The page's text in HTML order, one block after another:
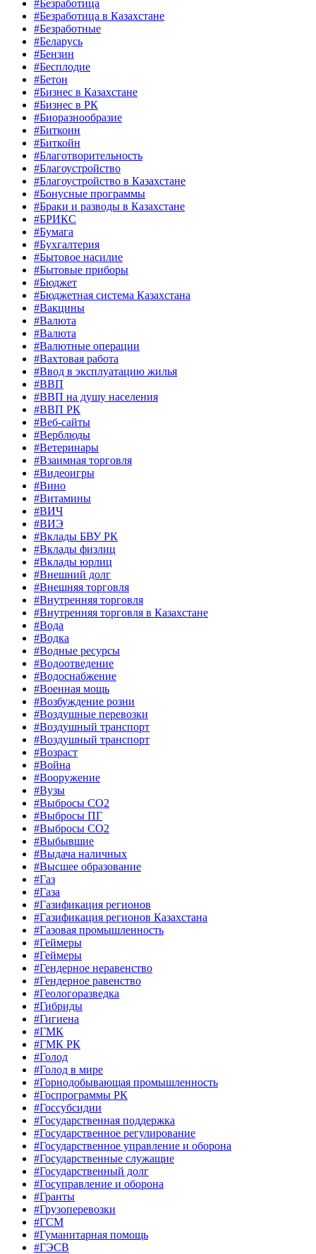
#Безработица
#Безработица в Казахстане
#Безработные
#Беларусь
#Бензин
#Бесплодие
#Бетон
#Бизнес в Казахстане
#Бизнес в РК
#Биоразнообразие
#Биткоин
#Биткойн
#Благотворительность
#Благоустройство
#Благоустройство в Казахстане
#Бонусные программы
#Браки и разводы в Казахстане
#БРИКС
#Бумага
#Бухгалтерия
#Бытовое насилие
#Бытовые приборы
#Бюджет
#Бюджетная система Казахстана
#Вакцины
#Валюта
#Валюта
#Валютные операции
#Вахтовая работа
#Ввод в эксплуатацию жилья
#ВВП
#ВВП на душу населения
#ВВП РК
#Веб-сайты
#Верблюды
#Ветеринары
#Взаимная торговля
#Видеоигры
#Вино
#Витамины
#ВИЧ
#ВИЭ
#Вклады БВУ РК
#Вклады физлиц
#Вклады юрлиц
#Внешний долг
#Внешняя торговля
#Внутренняя торговля
#Внутренняя торговля в Казахстане
#Вода
#Водка
#Водные ресурсы
#Водоотведение
#Водоснабжение
#Военная мощь
#Возбуждение розни
#Воздушные перевозки
#Воздушный транспорт
#Воздушный транспорт
#Возраст
#Война
#Вооружение
#Вузы
#Выбросы CO2
#Выбросы ПГ
#Выбросы СО2
#Выбывшие
#Выдача наличных
#Высшее образование
#Газ
#Газа
#Газификация регионов
#Газификация регионов Казахстана
#Газовая промышленность
#Геймеры
#Геймеры
#Гендерное неравенство
#Гендерное равенство
#Геологоразведка
#Гибриды
#Гигиена
#ГМК
#ГМК РК
#Голод
#Голод в мире
#Горнодобывающая промышленность
#Госпрограммы РК
#Госсубсидии
#Государственная поддержка
#Государственное регулирование
#Государственное управление и оборона
#Государственные служащие
#Государственный долг
#Госуправление и оборона
#Гранты
#Грузоперевозки
#ГСМ
#Гуманитарная помощь
#ГЭСВ